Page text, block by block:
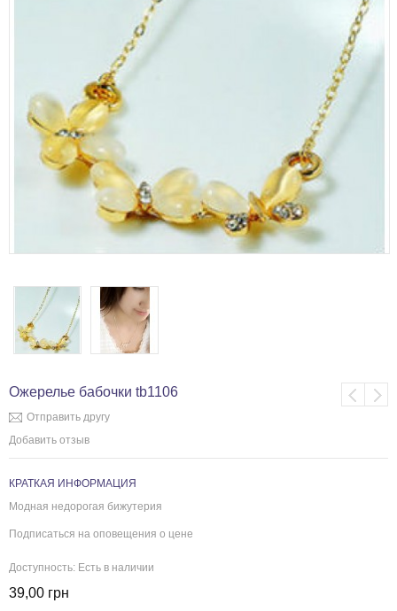
Ожерелье бабочки tb1106
Отправить другу
Добавить отзыв
КРАТКАЯ ИНФОРМАЦИЯ
Модная недорогая бижутерия
Подписаться на оповещения о цене
Доступность: Есть в наличии
39,00 грн